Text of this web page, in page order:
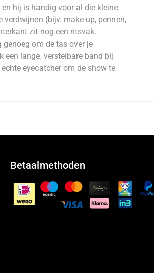
hij is handig voor al die kleine
(bijv. make-up, pennen,
zit nog een ritsvak.
om de tas over je
een lange, verstelbare band bij
eyecatcher om de show te
Betaalmethoden